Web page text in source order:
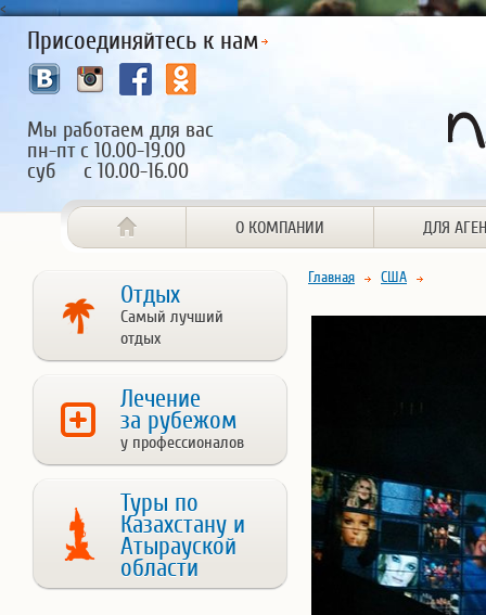
<
Присоединяйтесь к нам
Мы работаем для вас
пн-пт с 10.00-19.00
суб с 10.00-16.00
О КОМПАНИИ ДЛЯ
Отдых
Самый лучший
отдых
Лечение
за рубежом
у профессионалов
Туры по
Казахстану и
Атырауской
области
Главная США